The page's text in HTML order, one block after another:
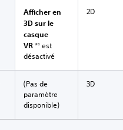
Afficher en
3D sur le
casque
VR*4
est
désactivé
2D
(Pas de
paramètre
disponible)
3D